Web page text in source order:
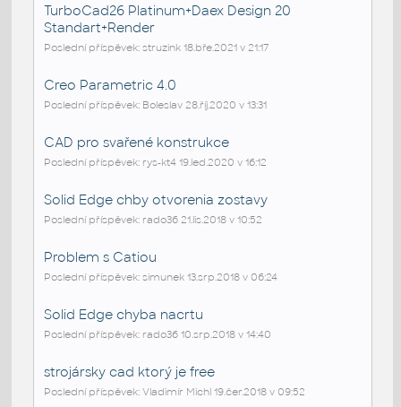
TurboCad26 Platinum+Daex Design 20
Standart+Render
Poslední příspěvek: struzink 18.bře.2021 v 21:17
Creo Parametric 4.0
Poslední příspěvek: Boleslav 28.říj.2020 v 13:31
CAD pro svařené konstrukce
Poslední příspěvek: rys-kt4 19.led.2020 v 16:12
Solid Edge chby otvorenia zostavy
Poslední příspěvek: rado36 21.lis.2018 v 10:52
Problem s Catiou
Poslední příspěvek: simunek 13.srp.2018 v 06:24
Solid Edge chyba nacrtu
Poslední příspěvek: rado36 10.srp.2018 v 14:40
strojársky cad ktorý je free
Poslední příspěvek: Vladimír Michl 19.čer.2018 v 09:52